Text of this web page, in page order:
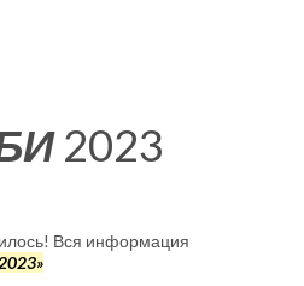
2023
Вся информация